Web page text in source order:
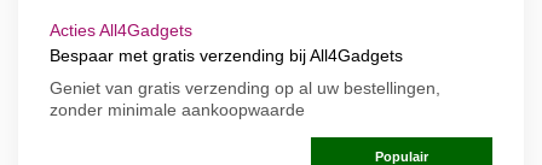
Acties All4Gadgets
Bespaar met gratis verzending bij All4Gadgets
Geniet van gratis verzending op al uw bestellingen,
zonder minimale aankoopwaarde
Populair